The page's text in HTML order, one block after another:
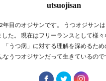
utsuojisan
年目のオジサンです。 うつオジサン
た。 現在はフリーランスとして様々
「うつ病」に対する理解を深めるた
なうつオジサンだって生きているので